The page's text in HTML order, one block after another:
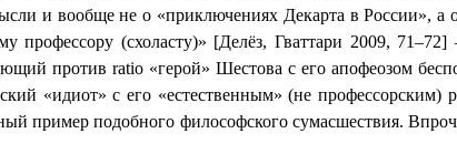
и вообще не о «приключениях Декарта в России», а
(схоласту)» [Делёз, Гваттари 2009,
против ratio «герой» Шестова с его апофеозом
«идиот» с его «естественным» (не профессорским)
пример подобного философского сумасшествия.